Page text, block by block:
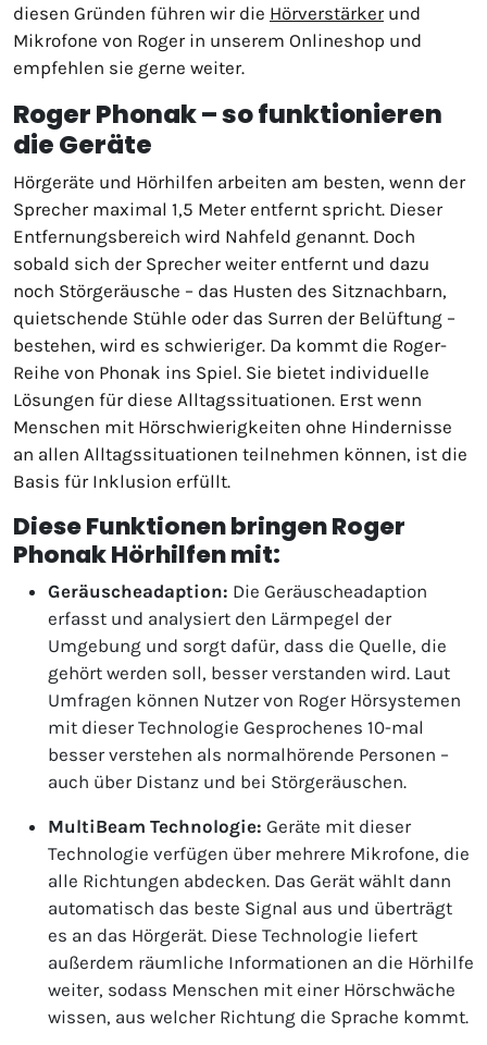
diesen Gründen führen wir die Hörverstärkerund
Mikrofone von Roger in unserem Onlineshop und
empfehlen sie gerne weiter.
Roger Phonak – so funktionieren
die Geräte
Hörgeräte und Hörhilfen arbeiten am besten, wenn der
Sprecher maximal 1,5 Meter entfernt spricht. Dieser
Entfernungsbereich wird Nahfeld genannt. Doch
sobald sich der Sprecher weiter entfernt und dazu
noch Störgeräusche – das Husten des Sitznachbarn,
quietschende Stühle oder das Surren der Belüftung –
bestehen, wird es schwieriger. Da kommt die Roger-
Reihe von Phonak ins Spiel. Sie bietet individuelle
Lösungen für diese Alltagssituationen. Erst wenn
Menschen mit Hörschwierigkeiten ohne Hindernisse
an allen Alltagssituationen teilnehmen können, ist die
Basis für Inklusion erfüllt.
Diese Funktionen bringen Roger
Phonak Hörhilfen mit:
Geräuscheadaption: Die Geräuscheadaption
erfasst und analysiert den Lärmpegel der
Umgebung und sorgt dafür, dass die Quelle, die
gehört werden soll, besser verstanden wird. Laut
Umfragen können Nutzer von Roger Hörsystemen
mit dieser Technologie Gesprochenes 10-mal
besser verstehen als normalhörende Personen –
auch über Distanz und bei Störgeräuschen.
MultiBeam Technologie: Geräte mit dieser
Technologie verfügen über mehrere Mikrofone, die
alle Richtungen abdecken. Das Gerät wählt dann
automatisch das beste Signal aus und überträgt
es an das Hörgerät. Diese Technologie liefert
außerdem räumliche Informationen an die Hörhilfe
weiter, sodass Menschen mit einer Hörschwäche
wissen, aus welcher Richtung die Sprache kommt.